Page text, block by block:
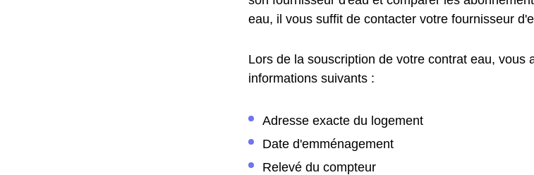
eau, il vous suffit de contacter votre fournisseur
Lors de la souscription de votre contrat eau, vous
informations suivants :
Adresse exacte du logement
Date d'emménagement
Relevé du compteur